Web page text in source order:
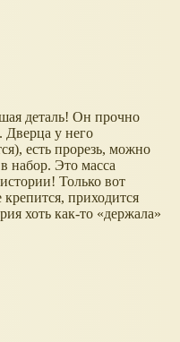
деталь! Он прочно
Дверца у него
есть прорезь, можно
набор. Это масса
Только вот
приходится
хоть как-то
держала